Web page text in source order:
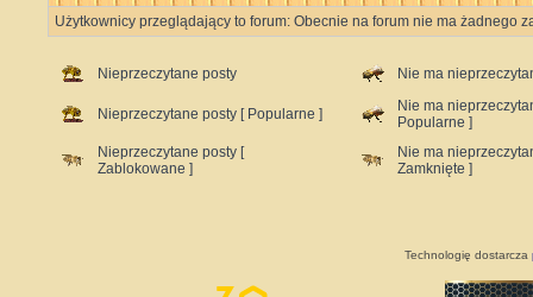
Użytkownicy przeglądający to forum: Obecnie na forum nie ma żadnego
Nieprzeczytane posty Nie ma
Nieprzeczytane posty [ Popularne ]
Nie ma
Popularne ]
Nieprzeczytane posty [
Zablokowane ]
Nie ma
Zamknięte ]
Technologię dostarcza